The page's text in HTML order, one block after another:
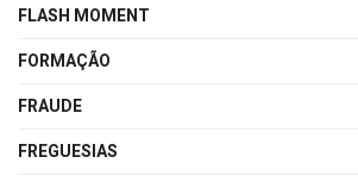
FLASH MOMENT
FORMAÇÃO
FRAUDE
FREGUESIAS